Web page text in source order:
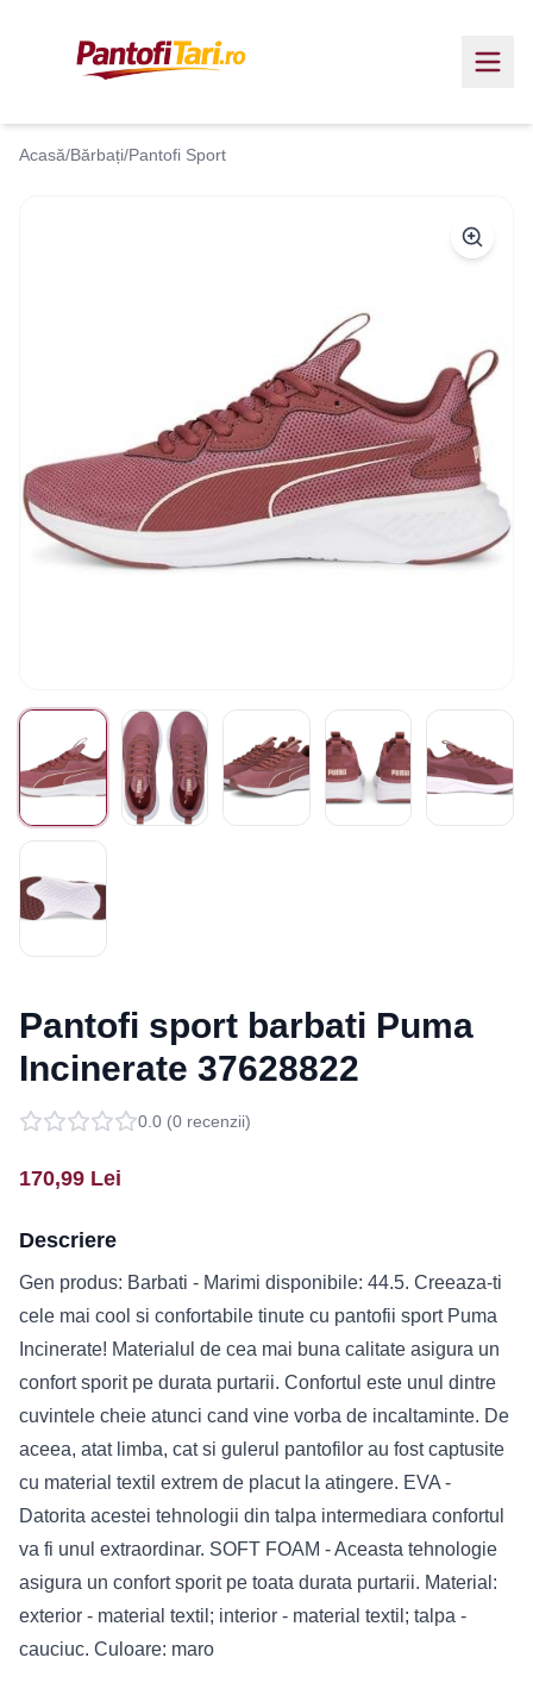
Acasă/Bărbați/Pantofi Sport
Pantofi sport barbati Puma
Incinerate 37628822
0.0 (0 recenzii)
170,99 Lei
Descriere
Gen produs: Barbati - Marimi disponibile: 44.5. Creeaza-ti
cele mai cool si confortabile tinute cu pantofii sport Puma
Incinerate! Materialul de cea mai buna calitate asigura un
confort sporit pe durata purtarii. Confortul este unul dintre
cuvintele cheie atunci cand vine vorba de incaltaminte. De
aceea, atat limba, cat si gulerul pantofilor au fost captusite
cu material textil extrem de placut la atingere. EVA -
Datorita acestei tehnologii din talpa intermediara confortul
va fi unul extraordinar. SOFT FOAM - Aceasta tehnologie
asigura un confort sporit pe toata durata purtarii. Material:
exterior - material textil; interior - material textil; talpa -
cauciuc. Culoare: maro